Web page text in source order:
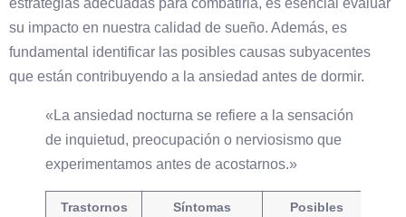
su impacto en nuestra calidad de sueño. Además, es
fundamental identificar las posibles causas subyacentes
que están contribuyendo a la ansiedad antes de dormir.
«La ansiedad nocturna se refiere a la sensación
de inquietud, preocupación o nerviosismo que
experimentamos antes de acostarnos.»
Trastornos
Síntomas
Posibles